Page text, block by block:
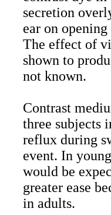
secretion
ear on
The effect of
shown to
not known.
Contrast
three subjects
reflux during
event. In
would be
greater ease
in adults.